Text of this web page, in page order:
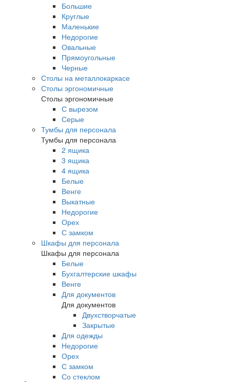
Большие
Круглые
Маленькие
Недорогие
Овальные
Прямоугольные
Черные
Столы на металлокаркасе
Столы эргономичные
Столы эргономичные
С вырезом
Серые
Тумбы для персонала
Тумбы для персонала
2 ящика
3 ящика
4 ящика
Белые
Венге
Выкатные
Недорогие
Орех
С замком
Шкафы для персонала
Шкафы для персонала
Белые
Бухгалтерские шкафы
Венге
Для документов
Для документов
Двухстворчатые
Закрытые
Для одежды
Недорогие
Орех
С замком
Со стеклом